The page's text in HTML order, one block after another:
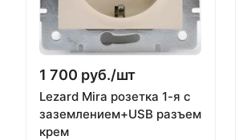
1 700 руб./шт
Lezard Mira розетка 1-я с
заземлением+USB разъем
крем